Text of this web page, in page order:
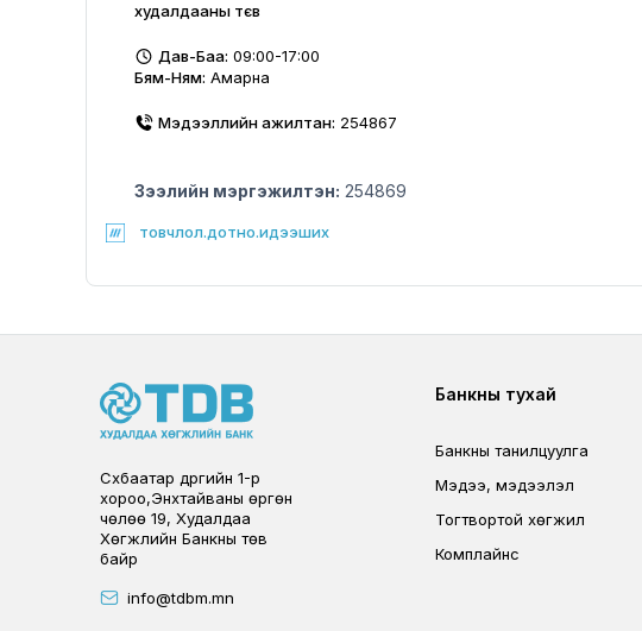
худалдааны тєв
Дав-Баа: 09:00-17:00
Бям-Ням: Амарна
Мэдээллийн ажилтан: 254867
Зээлийн мэргэжилтэн: 254869
товчлол.дотно.идээших
Сүхбаатар дүүргийн 1-р
хороо,Энхтайваны өргөн
чөлөө 19, Худалдаа
Хөгжлийн Банкны төв
байр
info@tdbm.mn
Footer
Банкны тухай
Банкны танилцуулга
Мэдээ, мэдээлэл
Тогтвортой хөгжил
Комплайнс